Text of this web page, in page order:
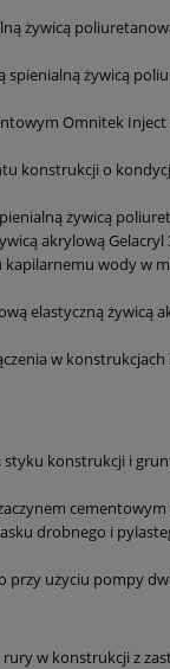
kosztorysowej
sprzętu
żywicą
spienialną żywicą
Omnitek
konstrukcji o
żywicą
akrylową Gelacryl
wody w
elastyczną żywicą
w
konstrukcji i
drobnego i
przy użyciu pompy
w konstrukcji z